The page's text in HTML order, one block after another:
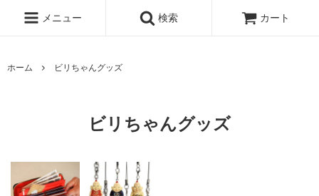
メニュー 検索 カート
ホーム ビリちゃんグッズ
ビリちゃんグッズ